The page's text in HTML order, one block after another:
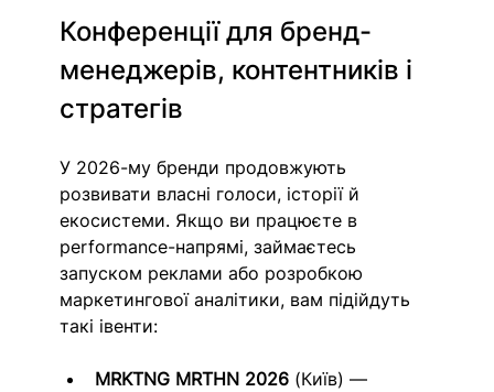
Конференції для бренд-
менеджерів, контентників і
стратегів
У 2026-му бренди продовжують
розвивати власні голоси, історії й
екосистеми. Якщо ви працюєте в
performance-напрямі, займаєтесь
запуском реклами або розробкою
маркетингової аналітики, вам підійдуть
такі івенти:
MRKTNG MRTHN 2026 (Київ) —